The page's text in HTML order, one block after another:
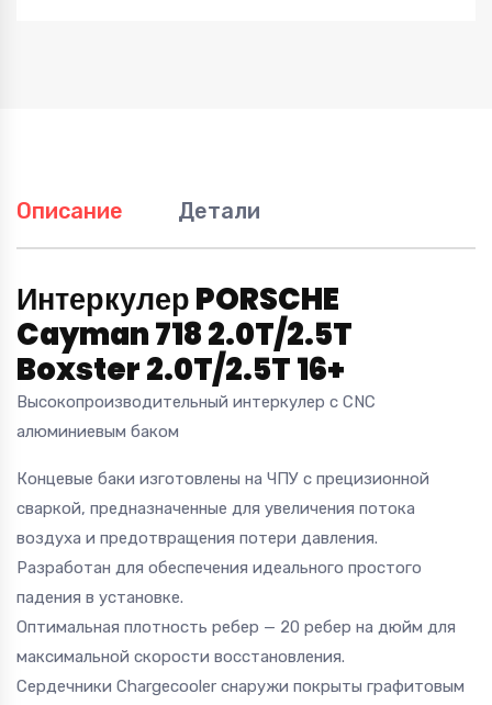
Описание Детали
Интеркулер PORSCHE
Cayman 718 2.0T/2.5T
Boxster 2.0T/2.5T 16+
Высокопроизводительный интеркулер с CNC
алюминиевым баком
Концевые баки изготовлены на ЧПУ с прецизионной
сваркой, предназначенные для увеличения потока
воздуха и предотвращения потери давления.
Разработан для обеспечения идеального простого
падения в установке.
Оптимальная плотность ребер — 20 ребер на дюйм для
максимальной скорости восстановления.
Сердечники Chargecooler снаружи покрыты графитовым